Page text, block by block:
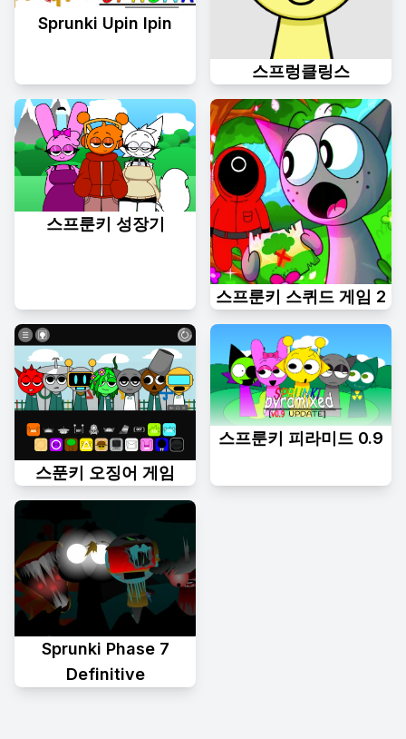
Sprunki Upin Ipin
스프렁클링스
스프룬키 성장기
스프룬키 스퀴드 게임 2
스푼키 오징어 게임
스프룬키 피라미드 0.9
Sprunki Phase 7
Definitive